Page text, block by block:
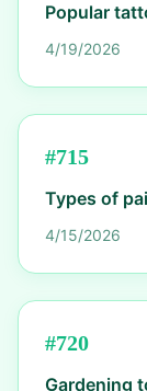
Popular
4/19/2026
#715
Types of
4/15/2026
#720
Gardening